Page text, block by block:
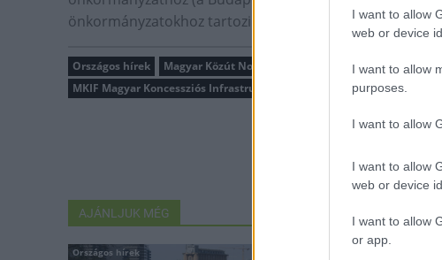
I want to allow
web or device
I want to allow
purposes.
I want to allow
I want to allow
web or device
I want to allow
or app.
önkormányzatokhoz tartozik ezt követően is.
Országos hírek Magyar Közút Nonprofit Zrt. közlekedésfejlesztés
MKIF Magyar Koncessziós Infrastruktúra Fejlesztő Zrt.
AJÁNLJUK MÉG
Országos hírek